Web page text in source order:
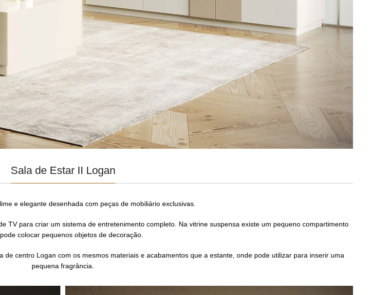
Sala de Estar II Logan
e elegante desenhada com peças de mobiliário exclusivas.
TV para criar um sistema de entretenimento completo. Na vitrine suspensa existe um pequeno compartimento
colocar pequenos objetos de decoração.
centro Logan com os mesmos materiais e acabamentos que a estante, onde pode utilizar para inserir uma
pequena fragrância.